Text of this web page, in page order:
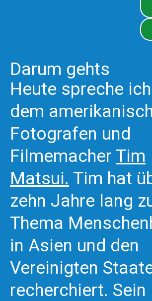
Darum gehts
Heute spreche
dem
Fotografen und
Filmemacher Tim
Matsui. Tim hat
zehn Jahre lang
Thema
in Asien und den
Vereinigten
recherchiert. Sein